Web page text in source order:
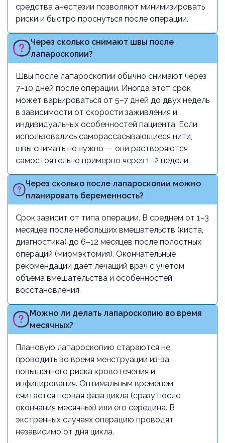
средства анестезии позволяют минимизировать
риски и быстро проснуться после операции.
Через сколько снимают швы после
лапароскопии?
Швы после лапароскопии обычно снимают через
7–10 дней после операции. Иногда этот срок
может варьироваться от 5–7 дней до двух недель
в зависимости от скорости заживления и
индивидуальных особенностей пациента. Если
использовались саморассасывающиеся нити,
швы снимать не нужно — они растворяются
самостоятельно примерно через 1–2 недели.
Через сколько после лапароскопии можно
планировать беременность?
Срок зависит от типа операции. В среднем от 1–3
месяцев после небольших вмешательств (киста,
диагностика) до 6–12 месяцев после полостных
операций (миомэктомия). Окончательные
рекомендации даёт лечащий врач с учётом
объёма вмешательства и особенностей
восстановления.
Можно ли делать лапароскопию во время
месячных?
Плановую лапароскопию стараются не
проводить во время менструации из-за
повышенного риска кровотечения и
инфицирования. Оптимальным временем
считается первая фаза цикла (сразу после
окончания месячных) или его середина. В
экстренных случаях операцию проводят
независимо от дня цикла.